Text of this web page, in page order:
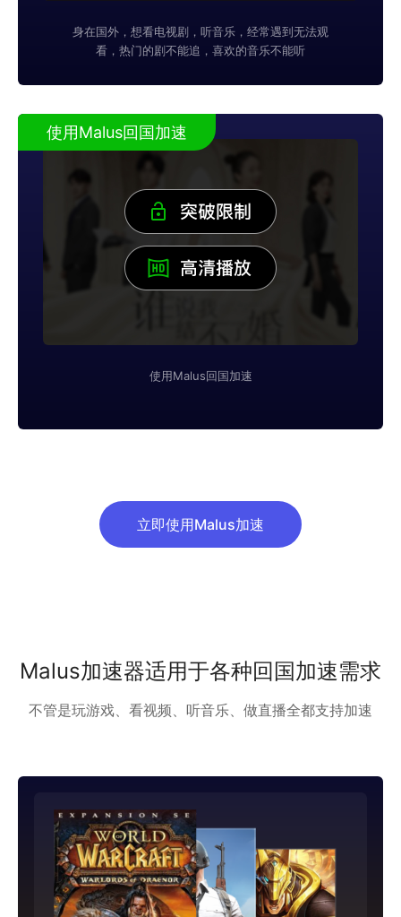
身在国外，想看电视剧，听音乐，经常遇到无法观
看，热门的剧不能追，喜欢的音乐不能听
使用Malus回国加速
使用Malus回国加速
立即使用Malus加速
Malus加速器适用于各种回国加速需求
不管是玩游戏、看视频、听音乐、做直播全都支持加速